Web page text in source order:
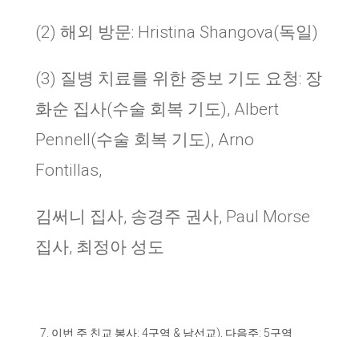
(2) 해외 방문: Hristina Shangova(독일)
(3) 질병 치료를 위한 중보 기도 요청: 장
화순 집사(수술 회복 기도), Albert
Pennell(수술 회복 기도), Arno
Fontillas,
김써니 집사, 송경주 권사, Paul Morse
집사, 최정아 성도
이번 주 친교 봉사: 4구역 & 남선교), 다음주: 5구역